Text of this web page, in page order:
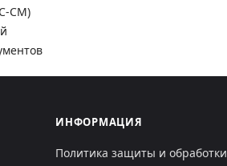
СМ)
ИНФОРМАЦИЯ
Политика защиты и обработки